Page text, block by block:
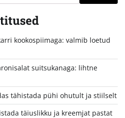
kookospiimaga: valmib loetud
suitsukanaga: lihtne
tähistada pühi ohutult ja stiilselt
täiuslikku ja kreemjat pastat